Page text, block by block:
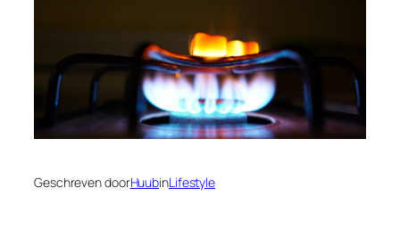
Geschreven doorHuubinLifestyle